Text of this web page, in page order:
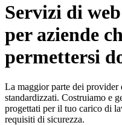
Servizi di
per aziende
permettersi
La maggior parte dei provider
standardizzati. Costruiamo e
progettati per il tuo carico di
requisiti di sicurezza.